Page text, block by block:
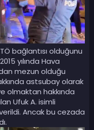
bağlantısı olduğunu
yılında Hava
mezun olduğu
astsubay olarak
olmaktan hakkında
Ufuk A. isimli
Ancak bu cezada